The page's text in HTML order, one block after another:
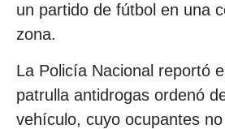
un partido de fútbol en una
zona.
La Policía Nacional reportó
patrulla antidrogas ordenó
vehículo, cuyo ocupantes